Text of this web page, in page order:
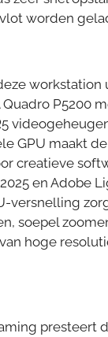
worden
Quadro P5200
GPU maakt
creatieve
en Adobe
versnelling
soepel
hoge
presteert